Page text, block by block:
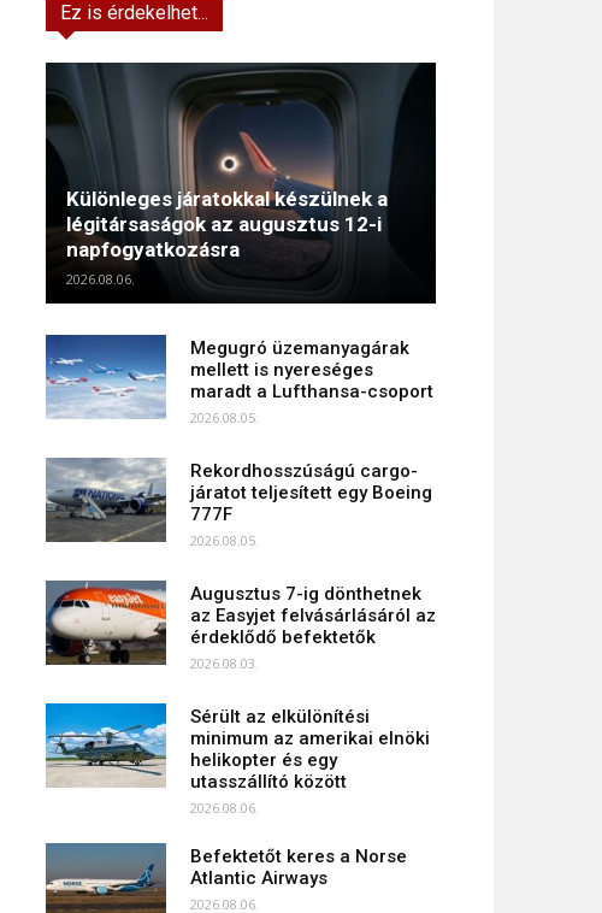
Ez is érdekelhet...
Különleges járatokkal készülnek a
légitársaságok az augusztus 12-i
napfogyatkozásra
2026.08.06.
Megugró üzemanyagárak
mellett is nyereséges
maradt a Lufthansa-csoport
2026.08.05.
Rekordhosszúságú cargo-
járatot teljesített egy Boeing
777F
2026.08.05.
Augusztus 7-ig dönthetnek
az Easyjet felvásárlásáról az
érdeklődő befektetők
2026.08.03.
Sérült az elkülönítési
minimum az amerikai elnöki
helikopter és egy
utasszállító között
2026.08.06.
Befektetőt keres a Norse
Atlantic Airways
2026.08.06.